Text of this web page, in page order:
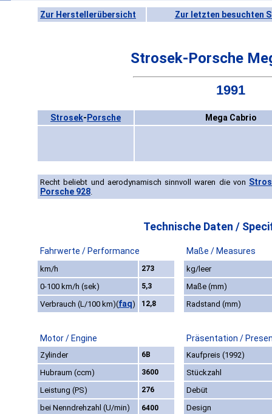
Zur Herstellerübersicht Zur letzten besuchten
Strosek-Porsche
1991
Strosek- Porsche Mega Cabrio
Recht beliebt und aerodynamisch sinnvoll waren die von
Porsche 928.
Technische Daten /
Fahrwerte / Performance Maße / Measures
km/h 273
kg/leer
0-100 km/h (sek)
5,3
Maße (mm)
Verbrauch (L/100 km)(faq) 12,8 Radstand (mm)
Motor / Engine Präsentation /
Zylinder 6B
Kaufpreis (1992)
Hubraum (ccm)
3600
Stückzahl
Leistung (PS)
276
Debüt
bei Nenndrehzahl (U/min)
6400 Design